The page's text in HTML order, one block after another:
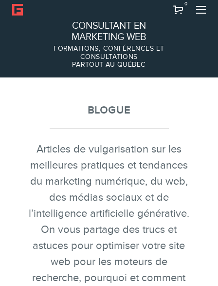
CONSULTANT EN
MARKETING WEB
FORMATIONS, CONFÉRENCES ET
CONSULTATIONS
PARTOUT AU QUÉBEC
0
À PROPOS
Équipe
SERVICES
Conférences
Formations marketing en ligne
BLOGUE
Articles de vulgarisation sur les
meilleures pratiques et tendances
du marketing numérique, du web,
des médias sociaux et de
l’intelligence artificielle générative.
On vous partage des trucs et
astuces pour optimiser votre site
web pour les moteurs de
recherche, pourquoi et comment